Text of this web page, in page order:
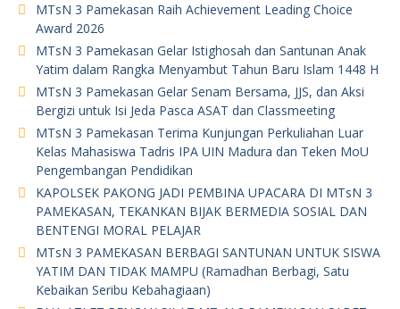
MTsN 3 Pamekasan Raih Achievement Leading Choice
Award 2026
MTsN 3 Pamekasan Gelar Istighosah dan Santunan Anak
Yatim dalam Rangka Menyambut Tahun Baru Islam 1448 H
MTsN 3 Pamekasan Gelar Senam Bersama, JJS, dan Aksi
Bergizi untuk Isi Jeda Pasca ASAT dan Classmeeting
MTsN 3 Pamekasan Terima Kunjungan Perkuliahan Luar
Kelas Mahasiswa Tadris IPA UIN Madura dan Teken MoU
Pengembangan Pendidikan
KAPOLSEK PAKONG JADI PEMBINA UPACARA DI MTsN 3
PAMEKASAN, TEKANKAN BIJAK BERMEDIA SOSIAL DAN
BENTENGI MORAL PELAJAR
MTsN 3 PAMEKASAN BERBAGI SANTUNAN UNTUK SISWA
YATIM DAN TIDAK MAMPU (Ramadhan Berbagi, Satu
Kebaikan Seribu Kebahagiaan)